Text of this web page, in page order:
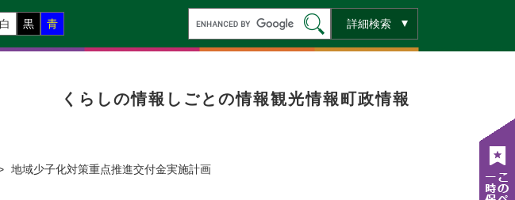
白 黒 青
ー
ー
詳細検索
くらしの情報 しごとの情報観光情報町政情報
地域少子化対策重点推進交付金実施計画